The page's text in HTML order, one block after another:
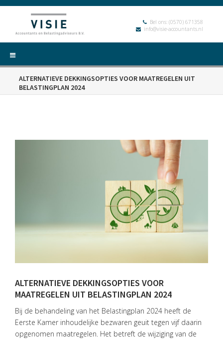
Bel ons: (0570) 671358
info@visie-accountants.nl
ALTERNATIEVE DEKKINGSOPTIES VOOR MAATREGELEN UIT
BELASTINGPLAN 2024
ALTERNATIEVE DEKKINGSOPTIES VOOR
MAATREGELEN UIT BELASTINGPLAN 2024
Bij de behandeling van het Belastingplan 2024 heeft de
Eerste Kamer inhoudelijke bezwaren geuit tegen vijf daarin
opgenomen maatregelen. Het betreft de wijziging van de